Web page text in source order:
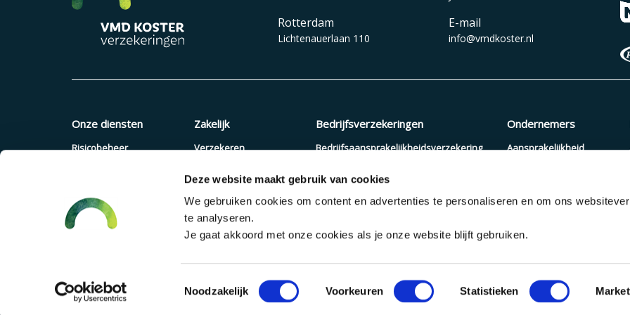
Deze website maakt gebruik van cookies
We gebruiken cookies om content en advertenties te personaliseren en om ons
te analyseren.
Je gaat akkoord met onze cookies als je onze website blijft gebruiken.
Toestemmingsselectie
Noodzakelijk Voorkeuren Statistieken
Rotterdam
Lichtenauerlaan 110
E-mail
info@vmdkoster.nl
Onze diensten
Risicobeheer
Financieel advies
Zakelijk
Verzekeren
Offerte aanvragen
Pensioenregeling
Verzuimaanpak
Bedrijfsverzekeringen
Bedrijfsaansprakelijkheidsverzekering
Zakelijke autoverzekering
Cyberverzekering
Ondernemers
Aansprakelijkheid
©2026 VMD Koster Design & DevelopmentAccent Interactive Disclaimer Algemene Voorwaarden Privacy